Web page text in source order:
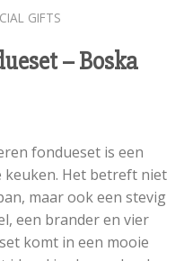
GIFTS
– Boska
fondueset is een
keuken. Het betreft niet
maar ook een stevig
een brander en vier
komt in een mooie